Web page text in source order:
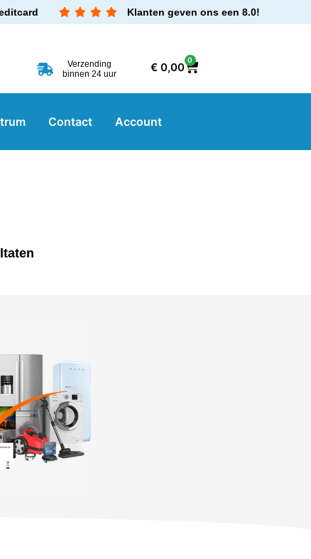
Klanten geven ons een 8.0!
Verzending
binnen 24 uur
€0,00
0
Contact Account